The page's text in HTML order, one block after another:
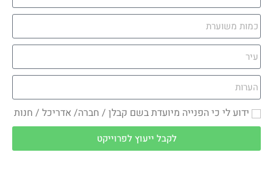
ידוע לי כי הפנייה מיועדת בשם קבלן / חברה/ אדריכל / חנות
לקבל ייעוץ לפרוייקט